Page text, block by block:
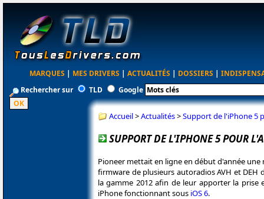
MARQUES | MES DRIVERS | ACTUALITÉS | DOSSIERS |
Rechercher sur
TLD Google
Accueil>Actualités>Support de l'iPhone 5
SUPPORT DE L'IPHONE 5 POUR
Pioneer mettait en ligne en début d'année une
firmware de plusieurs autoradios AVH et DEH
la gamme 2012 afin de leur apporter la prise
iPhone fonctionnant sous iOS 6.